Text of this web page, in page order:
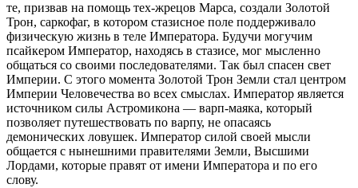
те, призвав на помощь тех-жрецов Марса, создали Золотой
Трон, саркофаг, в котором стазисное поле поддерживало
физическую жизнь в теле Императора. Будучи могучим
псайкером Император, находясь в стазисе, мог мысленно
общаться со своими последователями. Так был спасен свет
Империи. С этого момента Золотой Трон Земли стал центром
Империи Человечества во всех смыслах. Император является
источником силы Астромикона — варп-маяка, который
позволяет путешествовать по варпу, не опасаясь
демонических ловушек. Император силой своей мысли
общается с нынешними правителями Земли, Высшими
Лордами, которые правят от имени Императора и по его
слову.